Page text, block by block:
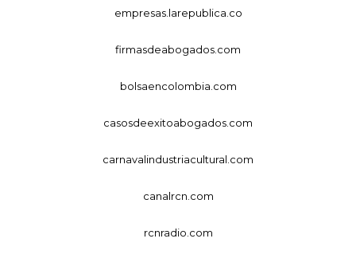
empresas.larepublica.co
firmasdeabogados.com
bolsaencolombia.com
casosdeexitoabogados.com
carnavalindustriacultural.com
canalrcn.com
rcnradio.com